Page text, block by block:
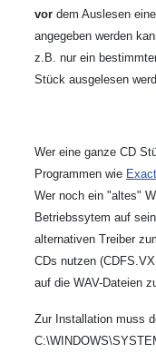
vor dem Auslesen
angegeben werden
z.B. nur ein
Stück ausgelesen
Wer eine ganze CD
Programmen wie
Wer noch ein "altes"
Betriebssytem auf
alternativen Treiber
CDs nutzen
auf die WAV-Dateien
Zur Installation muss